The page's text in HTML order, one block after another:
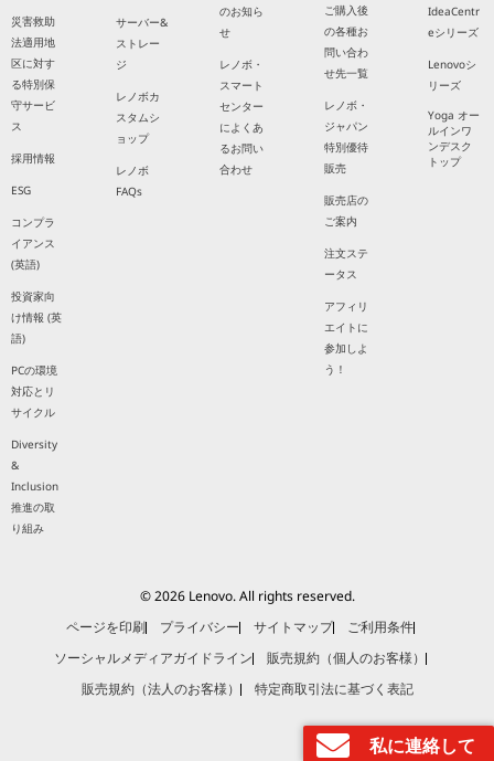
私に連絡して
災害救助
法適用地
区に対す
る特別保
守サービ
ス
採用情報
ESG
コンプラ
イアンス
(英語)
投資家向
け情報 (英
語)
PCの環境
対応とリ
サイクル
Diversity
&
Inclusion
推進の取
り組み
サーバー&
ストレー
ジ
レノボカ
スタムシ
ョップ
レノボ
FAQs
のお知ら
せ
レノボ・
スマート
センター
によくあ
るお問い
合わせ
ご購入後
の各種お
問い合わ
せ先一覧
レノボ・
ジャパン
特別優待
販売
販売店の
ご案内
注文ステ
ータス
アフィリ
エイトに
参加しよ
う！
IdeaCentr
eシリーズ
Lenovoシ
リーズ
Yoga オー
ルインワ
ンデスク
トップ
© 2026 Lenovo. All rights reserved.
ページを印刷
プライバシー サイトマップ
ご利用条件
ソーシャルメディアガイドライン
販売規約（個人のお客様）
販売規約（法人のお客様）
特定商取引法に基づく表記